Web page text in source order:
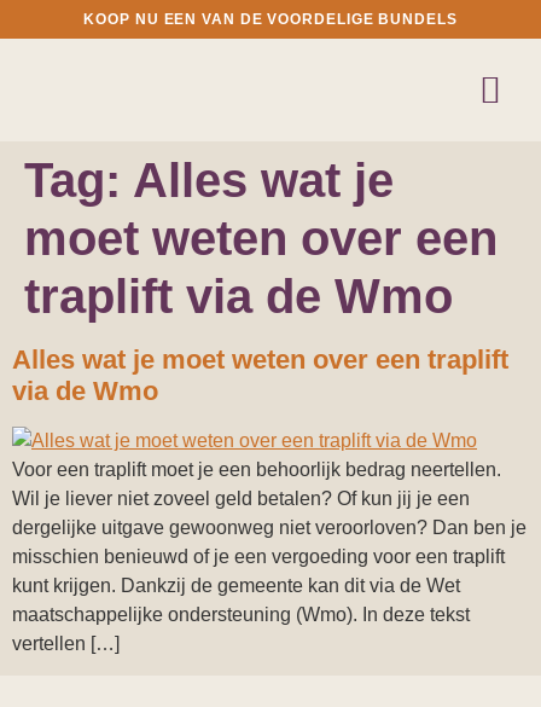
KOOP NU EEN VAN DE VOORDELIGE BUNDELS
Tag: Alles wat je
moet weten over een
traplift via de Wmo
Alles wat je moet weten over een traplift
via de Wmo
Voor een traplift moet je een behoorlijk bedrag neertellen.
Wil je liever niet zoveel geld betalen? Of kun jij je een
dergelijke uitgave gewoonweg niet veroorloven? Dan ben je
misschien benieuwd of je een vergoeding voor een traplift
kunt krijgen. Dankzij de gemeente kan dit via de Wet
maatschappelijke ondersteuning (Wmo). In deze tekst
vertellen […]